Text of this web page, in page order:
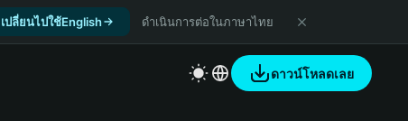
เปลี่ยนไปใช้English ดำเนินการต่อในภาษาไทย
ดาวน์โหลดเลย